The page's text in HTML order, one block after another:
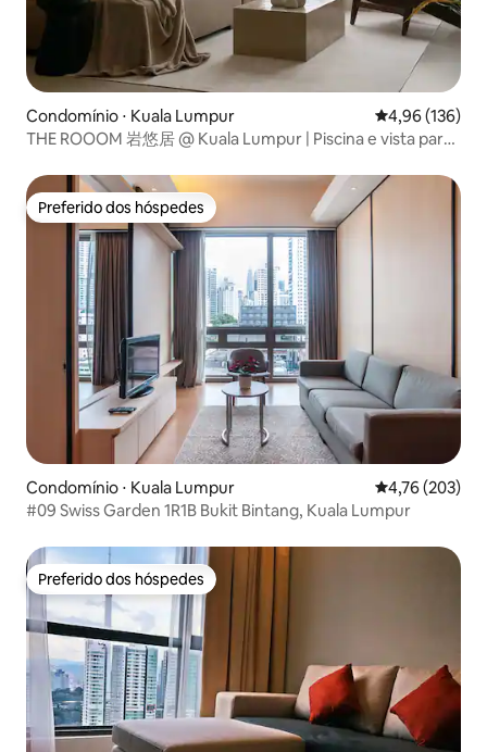
Condomínio ⋅ Kuala Lumpur 4,96 de uma
4,96 (136)
THE ROOOM 岩悠居 @ Kuala Lumpur | Piscina e vista para
Preferido dos hóspedes
Preferido dos hóspedes
Condomínio ⋅ Kuala Lumpur 4,76 de uma
4,76 (203)
#09 Swiss Garden 1R1B Bukit Bintang, Kuala Lumpur
Preferido dos hóspedes
Preferido dos hóspedes